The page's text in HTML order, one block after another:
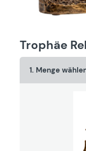
Trophäe
1. Menge